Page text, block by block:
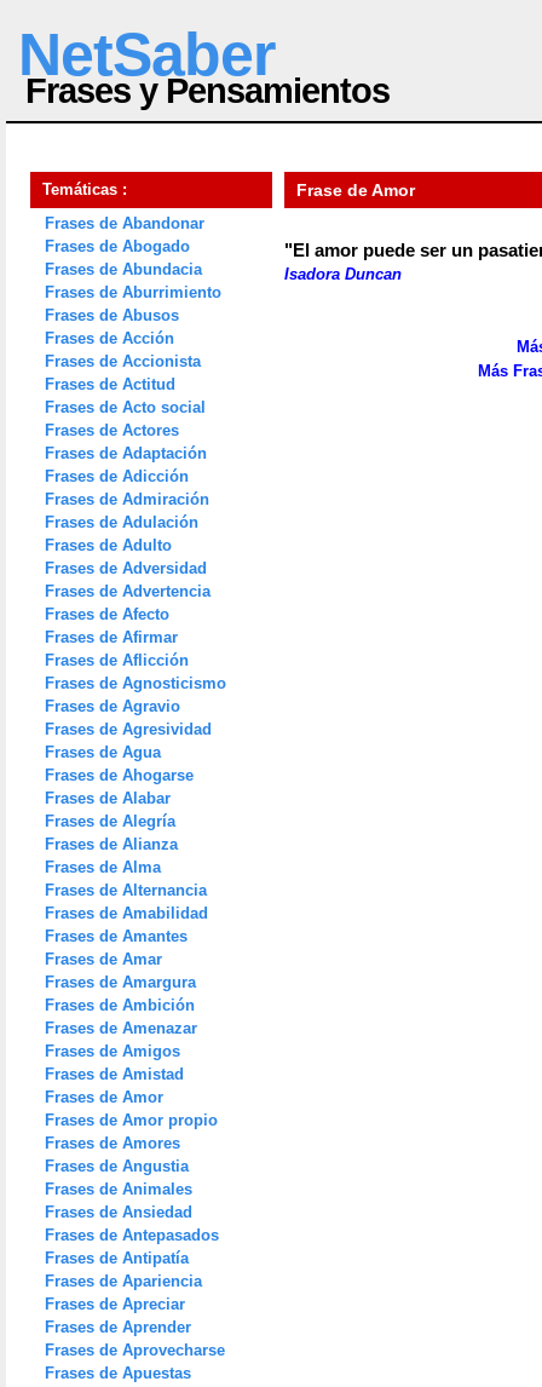
NetSaber
Frases y Pensamientos
Temáticas :
Frases de Abandonar
Frases de Abogado
Frases de Abundacia
Frases de Aburrimiento
Frases de Abusos
Frases de Acción
Frases de Accionista
Frases de Actitud
Frases de Acto social
Frases de Actores
Frases de Adaptación
Frases de Adicción
Frases de Admiración
Frases de Adulación
Frases de Adulto
Frases de Adversidad
Frases de Advertencia
Frases de Afecto
Frases de Afirmar
Frases de Aflicción
Frases de Agnosticismo
Frases de Agravio
Frases de Agresividad
Frases de Agua
Frases de Ahogarse
Frases de Alabar
Frases de Alegría
Frases de Alianza
Frases de Alma
Frases de Alternancia
Frases de Amabilidad
Frases de Amantes
Frases de Amar
Frases de Amargura
Frases de Ambición
Frases de Amenazar
Frases de Amigos
Frases de Amistad
Frases de Amor
Frases de Amor propio
Frases de Amores
Frases de Angustia
Frases de Animales
Frases de Ansiedad
Frases de Antepasados
Frases de Antipatía
Frases de Apariencia
Frases de Apreciar
Frases de Aprender
Frases de Aprovecharse
Frases de Apuestas
Frase de Amor
"El amor puede ser un
Isadora Duncan
Más